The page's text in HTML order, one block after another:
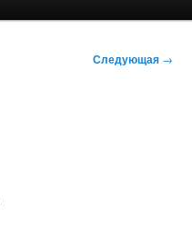
Следующая →